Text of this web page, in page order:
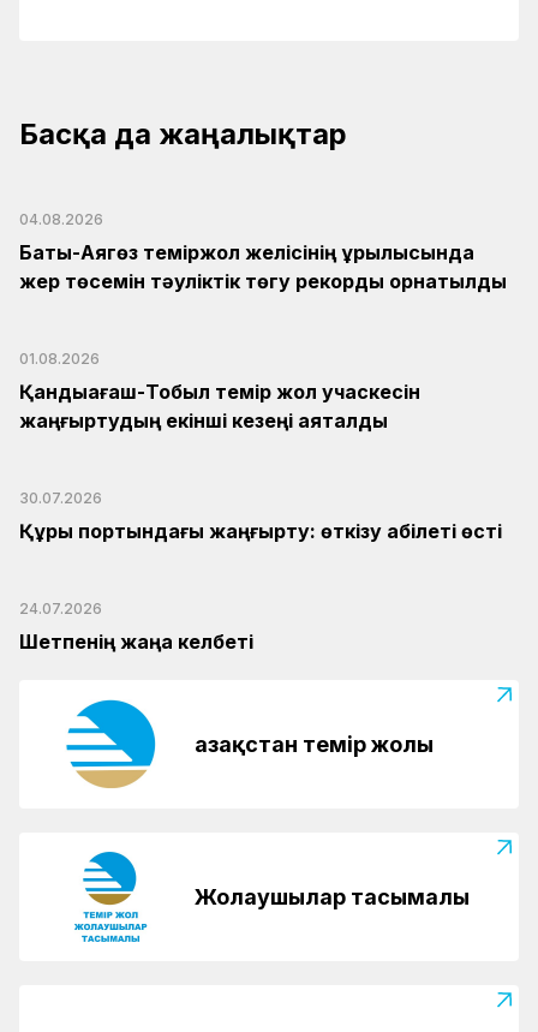
Басқа да жаңалықтар
04.08.2026
Бақты-Аягөз теміржол желісінің құрылысында
жер төсемін тәуліктік төгу рекорды орнатылды
01.08.2026
Қандыағаш-Тобыл темір жол учаскесін
жаңғыртудың екінші кезеңі аяқталды
30.07.2026
Құрық портындағы жаңғырту: өткізу қабілеті өсті
24.07.2026
Шетпенің жаңа келбеті
Қазақстан темір жолы
Жолаушылар тасымалы